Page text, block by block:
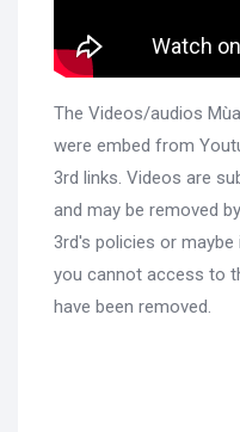
The Videos/audios
were embed from
3rd links. Videos are
and may be removed
3rd's policies or
you cannot access to
have been removed.